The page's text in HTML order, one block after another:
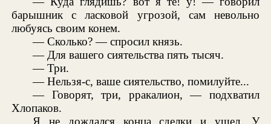
барышник с ласковой угрозой, сам невольно
любуясь своим конем.
— Сколько? — спросил князь.
— Для вашего сиятельства пять тысяч.
— Три.
— Нельзя-с, ваше сиятельство, помилуйте...
— Говорят, три, рракалион, — подхватил
Хлопаков.
Я не дождался конца сделки и ушел. У